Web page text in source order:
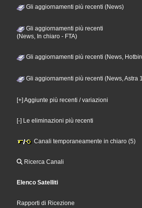
Gli aggiornamenti più recenti (News)
Gli aggiornamenti più recenti
(News, In chiaro - FTA)
Gli aggiornamenti più recenti (News,
Gli aggiornamenti più recenti (News, Astra
[+] Aggiunte più recenti / variazioni
[-] Le eliminazioni più recenti
Canali temporaneamente in chiaro (5)
Ricerca Canali
Elenco Satelliti
Rapporti di Ricezione